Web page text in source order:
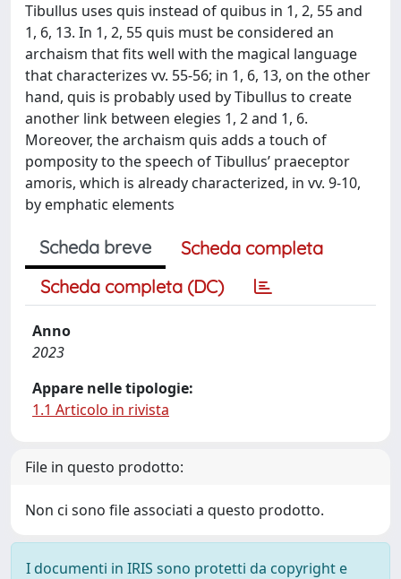
Tibullus uses quis instead of quibus in 1, 2, 55 and
1, 6, 13. In 1, 2, 55 quis must be considered an
archaism that fits well with the magical language
that characterizes vv. 55-56; in 1, 6, 13, on the other
hand, quis is probably used by Tibullus to create
another link between elegies 1, 2 and 1, 6.
Moreover, the archaism quis adds a touch of
pomposity to the speech of Tibullus’ praeceptor
amoris, which is already characterized, in vv. 9-10,
by emphatic elements
Scheda breve
Scheda completa
Scheda completa (DC)
Anno
2023
Appare nelle tipologie:
1.1 Articolo in rivista
File in questo prodotto:
Non ci sono file associati a questo prodotto.
I documenti in IRIS sono protetti da copyright e